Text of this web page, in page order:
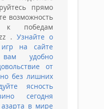
прямо
возможность
к победам
. Узнайте о
игр на сайте
удобно
от
без лишних
ясность
сегодня
в мире